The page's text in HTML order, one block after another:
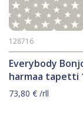
Everybody
harmaa tapetti
128716
73,80 € /rll